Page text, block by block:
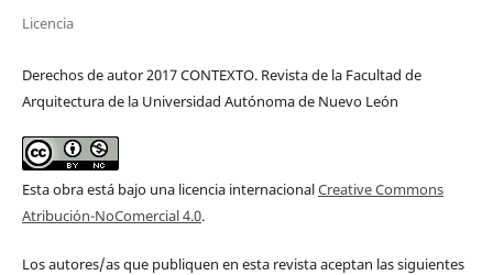
Licencia
Derechos de autor 2017 CONTEXTO. Revista de la Facultad de
Arquitectura de la Universidad Autónoma de Nuevo León
Esta obra está bajo una licencia internacionalCreative Commons
Atribución-NoComercial 4.0.
Los autores/as que publiquen en esta revista aceptan las siguientes